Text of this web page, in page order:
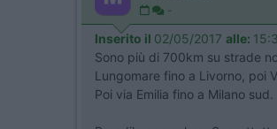
-
Inserito il 02/05/2017 alle:
Sono più di 700km su strade
Lungomare fino a Livorno, poi
Poi via Emilia fino a Milano sud.